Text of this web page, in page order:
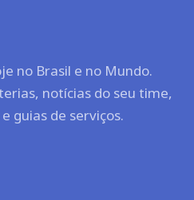
no Brasil e no Mundo.
notícias do seu time,
guias de serviços.